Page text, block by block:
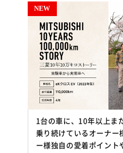
1台の車に、10年以上ま
乗り続けているオーナー
ー様独自の愛着ポイント